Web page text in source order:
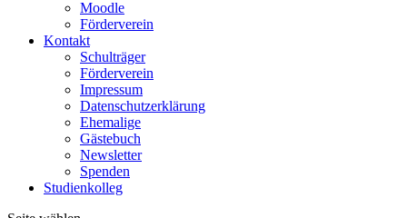
Moodle
Förderverein
Kontakt
Schulträger
Förderverein
Impressum
Datenschutzerklärung
Ehemalige
Gästebuch
Newsletter
Spenden
Studienkolleg